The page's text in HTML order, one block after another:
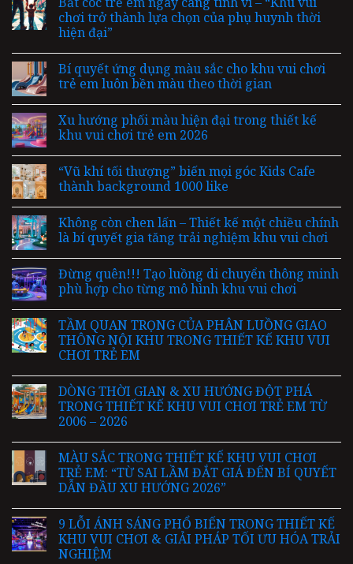
chơi trở thành lựa chọn của phụ huynh thời
hiện đại”
Bí quyết ứng dụng màu sắc cho khu vui chơi
trẻ em luôn bền màu theo thời gian
Xu hướng phối màu hiện đại trong thiết kế
khu vui chơi trẻ em 2026
“Vũ khí tối thượng” biến mọi góc Kids Cafe
thành background 1000 like
Không còn chen lấn – Thiết kế một chiều chính
là bí quyết gia tăng trải nghiệm khu vui chơi
Đừng quên!!! Tạo luồng di chuyển thông minh
phù hợp cho từng mô hình khu vui chơi
TẦM QUAN TRỌNG CỦA PHÂN LUỒNG GIAO
THÔNG NỘI KHU TRONG THIẾT KẾ KHU VUI
CHƠI TRẺ EM
DÒNG THỜI GIAN & XU HƯỚNG ĐỘT PHÁ
TRONG THIẾT KẾ KHU VUI CHƠI TRẺ EM TỪ
2006 – 2026
MÀU SẮC TRONG THIẾT KẾ KHU VUI CHƠI
TRẺ EM: “TỪ SAI LẦM ĐẮT GIÁ ĐẾN BÍ QUYẾT
DẪN ĐẦU XU HƯỚNG 2026”
9 LỖI ÁNH SÁNG PHỔ BIẾN TRONG THIẾT KẾ
KHU VUI CHƠI & GIẢI PHÁP TỐI ƯU HÓA TRẢI
NGHIỆM